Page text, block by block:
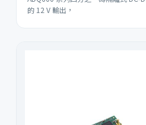
的 12 V 輸出，